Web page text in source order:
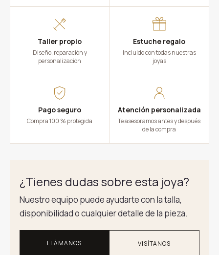
Taller propio
Diseño, reparación y
personalización
Estuche regalo
Incluido con todas nuestras
joyas
Pago seguro
Compra 100 % protegida
Atención personalizada
Te asesoramos antes y después
de la compra
¿Tienes dudas sobre esta joya?
Nuestro equipo puede ayudarte con la talla,
disponibilidad o cualquier detalle de la pieza.
LLÁMANOS VISÍTANOS